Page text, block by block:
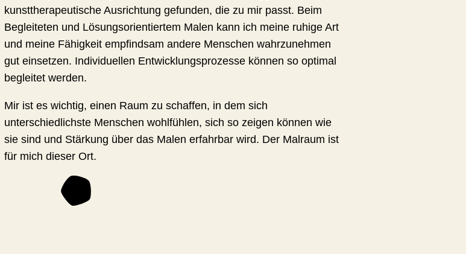
kunsttherapeutische Ausrichtung gefunden, die zu mir passt. Beim
Begleiteten und Lösungsorientiertem Malen kann ich meine ruhige Art
und meine Fähigkeit empfindsam andere Menschen wahrzunehmen
gut einsetzen. Individuellen Entwicklungsprozesse können so optimal
begleitet werden.
Mir ist es wichtig, einen Raum zu schaffen, in dem sich
unterschiedlichste Menschen wohlfühlen, sich so zeigen können wie
sie sind und Stärkung über das Malen erfahrbar wird. Der Malraum ist
für mich dieser Ort.